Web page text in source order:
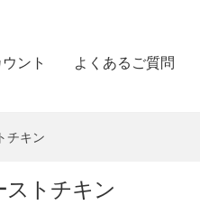
ント
よくあるご質問
チキン
ストチキン